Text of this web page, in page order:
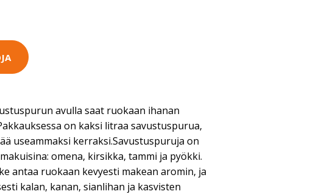
avulla saat ruokaan ihanan
on kaksi litraa savustuspurua,
useammaksi kerraksi.Savustuspuruja on
omena, kirsikka, tammi ja pyökki.
antaa ruokaan kevyesti makean aromin, ja
kalan, kanan, sianlihan ja kasvisten